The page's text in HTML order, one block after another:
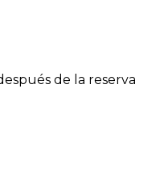
de la reserva